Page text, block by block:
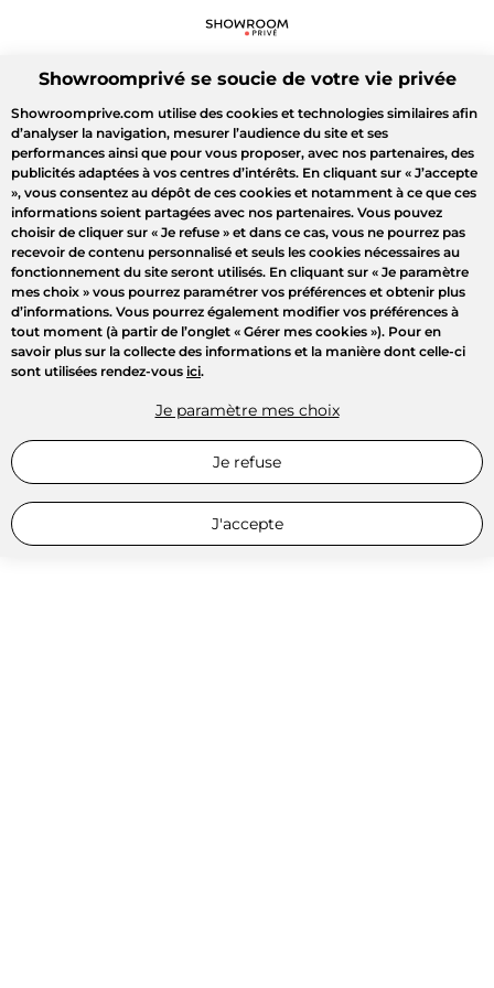
Showroomprivé se soucie de votre vie privée
Showroomprive.com utilise des cookies et technologies similaires afin
d’analyser la navigation, mesurer l’audience du site et ses
performances ainsi que pour vous proposer, avec nos partenaires, des
publicités adaptées à vos centres d’intérêts. En cliquant sur « J’accepte
», vous consentez au dépôt de ces cookies et notamment à ce que ces
informations soient partagées avec nos partenaires. Vous pouvez
choisir de cliquer sur « Je refuse » et dans ce cas, vous ne pourrez pas
recevoir de contenu personnalisé et seuls les cookies nécessaires au
fonctionnement du site seront utilisés. En cliquant sur « Je paramètre
mes choix » vous pourrez paramétrer vos préférences et obtenir plus
d’informations. Vous pourrez également modifier vos préférences à
tout moment (à partir de l’onglet « Gérer mes cookies »). Pour en
savoir plus sur la collecte des informations et la manière dont celle-ci
sont utilisées rendez-vous ici.
Je paramètre mes choix
Je refuse
J'accepte